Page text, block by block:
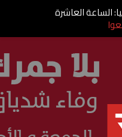
الساعة العاشرة